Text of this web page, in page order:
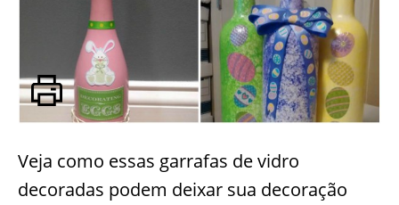
Veja como essas garrafas de vidro
decoradas podem deixar sua decoração